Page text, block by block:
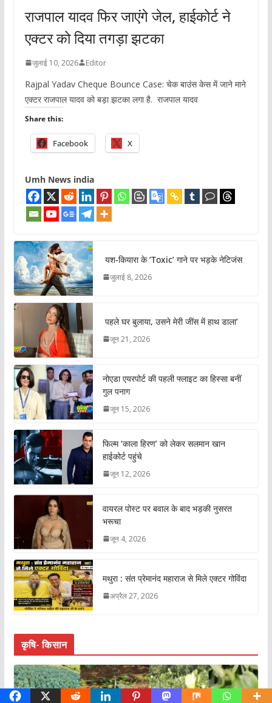
राजपाल यादव फिर जाएंगे जेल, हाईकोर्ट ने
एक्टर को दिया तगड़ा झटका
जुलाई 10, 2026 Editor
Rajpal Yadav Cheque Bounce Case: चेक बाउंस केस में जाने माने
एक्टर राजपाल यादव को बड़ा झटका लगा है. राजपाल यादव
Share this:
Facebook X
Umh News india
यश-कियारा के ‘Toxic’ गाने पर भड़के नेटिजंस
जुलाई 8, 2026
पहले घर बुलाया, उसने मेरी जींस में हाथ डाला’
जून 21, 2026
नोएडा एयरपोर्ट की पहली फ्लाइट का हिस्सा बनीं
गुल पनाग
जून 15, 2026
फिल्म ‘काला हिरण’ को लेकर सलमान खान
हाईकोर्ट पहुंचे
जून 12, 2026
वायरल पोस्ट पर बवाल के बाद भड़की नुसरत
भरूचा
जून 4, 2026
मथुरा : संत प्रेमानंद महाराज से मिले एक्टर गोविंदा
अप्रैल 27, 2026
कृषि- किसान